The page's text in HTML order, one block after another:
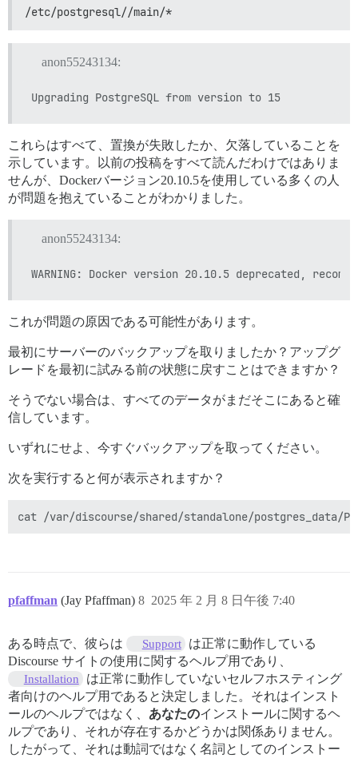
/etc/postgresql//main/*
anon55243134:
これらはすべて、置換が失敗したか、欠落していることを
示しています。以前の投稿をすべて読んだわけではありま
せんが、Dockerバージョン20.10.5を使用している多くの人
が問題を抱えていることがわかりました。
anon55243134:
これが問題の原因である可能性があります。
最初にサーバーのバックアップを取りましたか？アップグ
レードを最初に試みる前の状態に戻すことはできますか？
そうでない場合は、すべてのデータがまだそこにあると確
信しています。
いずれにせよ、今すぐバックアップを取ってください。
次を実行すると何が表示されますか？
pfaffman (Jay Pfaffman) 2025 年 2 月 8 日午後 7:40
8
ある時点で、彼らは Support
は正常に動作している
Discourse サイトの使用に関するヘルプ用であり、
Installation
は正常に動作していないセルフホスティング
者向けのヘルプ用であると決定しました。それはインスト
ールのヘルプではなく、 あなたのインストールに関するヘ
ルプであり、それが存在するかどうかは関係ありません。
したがって、それは動詞ではなく名詞としてのインストー